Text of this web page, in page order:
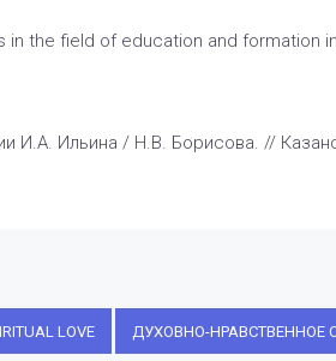
in the field of education and formation
И.А. Ильина / Н.В. Борисова. //
LOVE ДУХОВНО-НРАВСТВЕННОЕ